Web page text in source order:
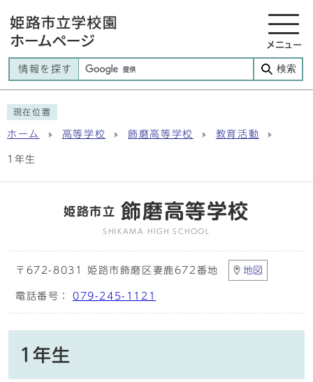
メニュー
情報を探す 検索
現在位置
ホーム 高等学校 飾磨高等学校 教育活動
1年生
姫路市立 飾磨高等学校
SHIKAMA HIGH SCHOOL
〒672-8031 姫路市飾磨区妻鹿672番地 地図
電話番号： 079-245-1121
1年生